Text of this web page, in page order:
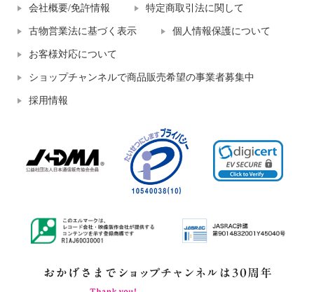
会社概要/免許情報 特定商取引法に関して
古物営業法に基づく表示 個人情報保護について
お客様対応について
ショップチャンネルで商品販売希望の事業者募集中
採用情報